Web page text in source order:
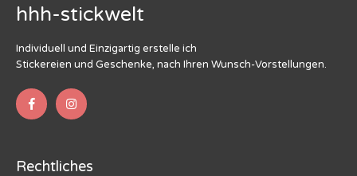
hhh-stickwelt
Individuell und Einzigartig erstelle ich
Stickereien und Geschenke, nach Ihren Wunsch-Vorstellungen.
Rechtliches